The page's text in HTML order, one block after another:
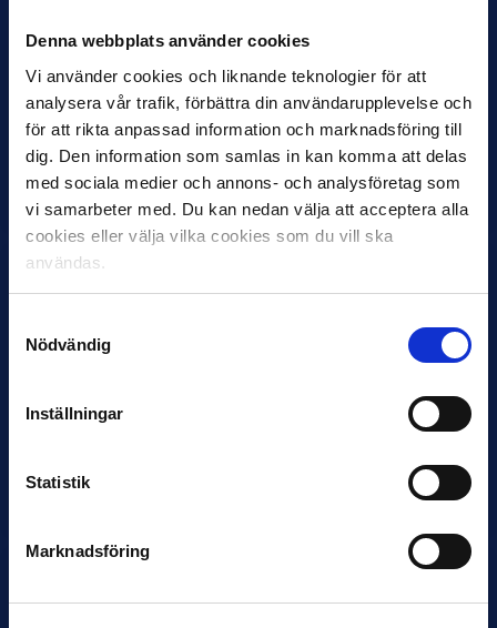
Denna webbplats använder cookies
Vi använder cookies och liknande teknologier för att
analysera vår trafik, förbättra din användarupplevelse och
för att rikta anpassad information och marknadsföring till
dig. Den information som samlas in kan komma att delas
med sociala medier och annons- och analysföretag som
vi samarbeter med. Du kan nedan välja att acceptera alla
cookies eller välja vilka cookies som du vill ska
användas.
Nödvändig
Inställningar
Statistik
Marknadsföring
30 JUNI
Helstrup ny tränare i Malmö FF
Inleder mot…